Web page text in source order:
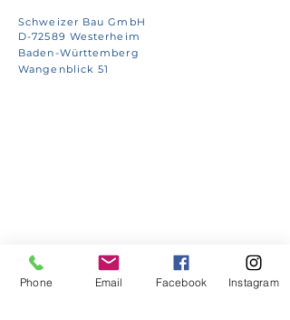
Schweizer Bau GmbH
D-72589 Westerheim
Baden-Württemberg
Wangenblick 51
Phone Email Facebook Instagram